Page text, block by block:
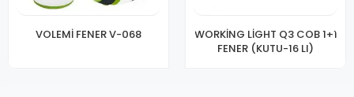
VOLEMİ FENER V-068
WORKİNG LİGHT Q3 COB 1+1
FENER (KUTU-16 LI)